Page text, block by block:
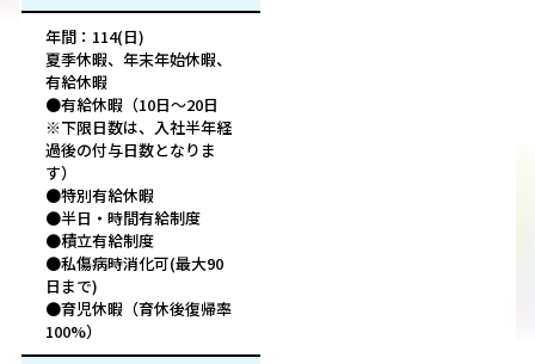
年間：114(日)
夏季休暇、年末年始休暇、
有給休暇
●有給休暇（10日～20日
※下限日数は、入社半年経
過後の付与日数となりま
す）
●特別有給休暇
●半日・時間有給制度
●積立有給制度
●私傷病時消化可(最大90
日まで)
●育児休暇（育休後復帰率
100%）